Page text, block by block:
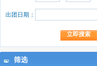
出团日期：
筛选